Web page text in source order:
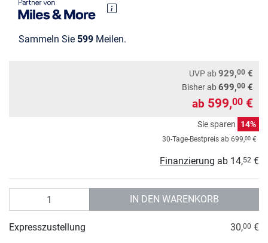
Sammeln Sie 599 Meilen.
UVPab 929,00 €
Bisher ab699,00 €
ab 599,00 €
Sie sparen 14%
30-Tage-Bestpreis ab 699,00 €
Finanzierung ab 14,52 €
IN DEN WARENKORB
Expresszustellung 30,00 €